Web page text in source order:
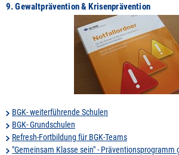
9. Gewaltprävention & Krisenprävention
BGK- weiterführende Schulen
BGK- Grundschulen
Refresh-Fortbildung für BGK-Teams
"Gemeinsam Klasse sein" - Präventionsprogramm